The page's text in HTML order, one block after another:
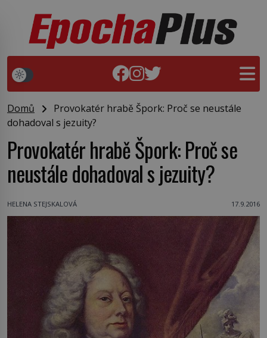
Domů
Provokatér hrabě Špork: Proč se neustále
dohadoval s jezuity?
Provokatér hrabě Špork: Proč se
neustále dohadoval s jezuity?
HELENA STEJSKALOVÁ 17.9.2016